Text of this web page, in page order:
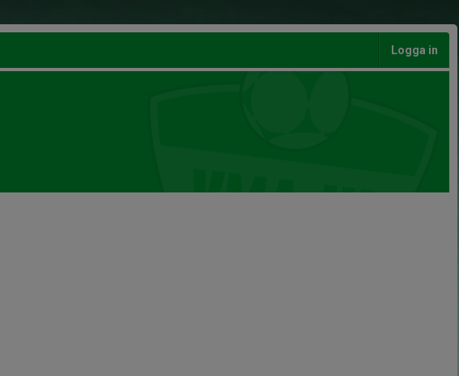
Logga in